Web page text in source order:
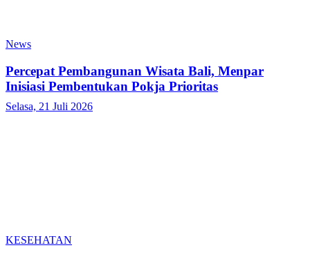
News
Percepat Pembangunan Wisata Bali, Menpar
Inisiasi Pembentukan Pokja Prioritas
Selasa, 21 Juli 2026
KESEHATAN